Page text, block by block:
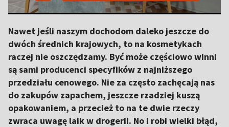
Nawet jeśli naszym dochodom daleko jeszcze do
dwóch średnich krajowych, to na kosmetykach
raczej nie oszczędzamy. Być może częściowo winni
są sami producenci specyfików z najniższego
przedziału cenowego. Nie za często zachęcają nas
do zakupów zapachem, jeszcze rzadziej kuszą
opakowaniem, a przecież to na te dwie rzeczy
zwraca uwagę laik w drogerii. No i robi wielki błąd,